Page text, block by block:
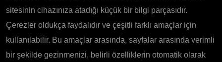
sitesinin cihazınıza atadığı küçük bir bilgi parçasıdır.
Çerezler oldukça faydalıdır ve çeşitli farklı amaçlar için
kullanılabilir. Bu amaçlar arasında, sayfalar arasında verimli
bir şekilde gezinmenizi, belirli özelliklerin otomatik olarak